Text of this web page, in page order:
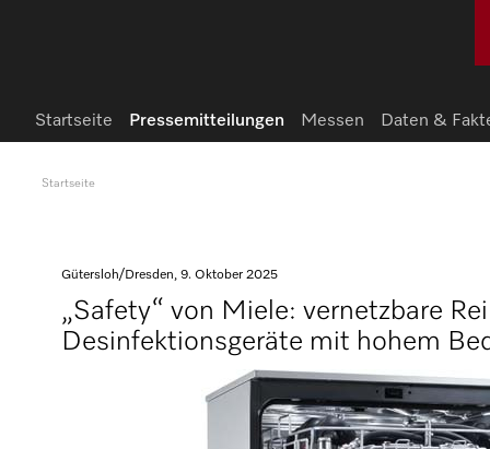
Startseite
„Safety“ von Miele: vernetzbare
Desinfektionsgeräte mit hohem
Gütersloh/Dresden, 9. Oktober 2025
Startseite Pressemitteilungen Messen Daten &